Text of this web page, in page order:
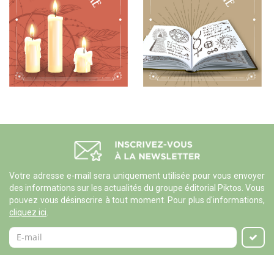
Votre adresse e-mail sera uniquement utilisée pour vous envoyer
des informations sur les actualités du groupe éditorial Piktos. Vous
pouvez vous désinscrire à tout moment. Pour plus d'informations,
cliquez ici